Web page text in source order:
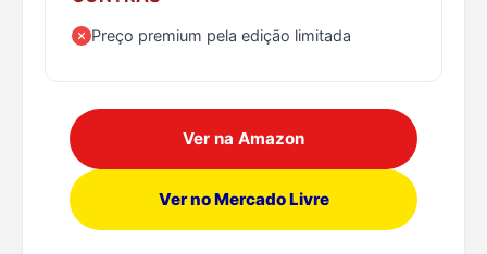
Preço premium pela edição limitada
Ver na Amazon
Ver no Mercado Livre